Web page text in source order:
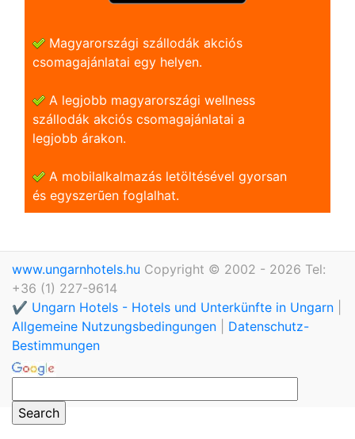
Magyarországi szállodák akciós
csomagajánlatai egy helyen.
A legjobb magyarországi wellness
szállodák akciós csomagajánlatai a
legjobb árakon.
A mobilalkalmazás letöltésével gyorsan
és egyszerũen foglalhat.
www.ungarnhotels.hu Copyright © 2002 - 2026 Tel:
+36 (1) 227-9614
✔️ Ungarn Hotels - Hotels und Unterkünfte in Ungarn
Allgemeine Nutzungsbedingungen
Datenschutz-
Bestimmungen